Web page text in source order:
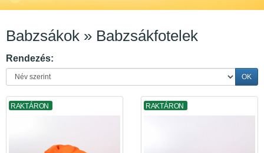
Babzsákok » Babzsákfotelek
Rendezés:
OK
RAKTÁRON RAKTÁRON